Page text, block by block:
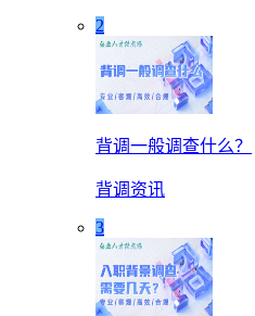
2
背调一般调查什么？
背调资讯
3